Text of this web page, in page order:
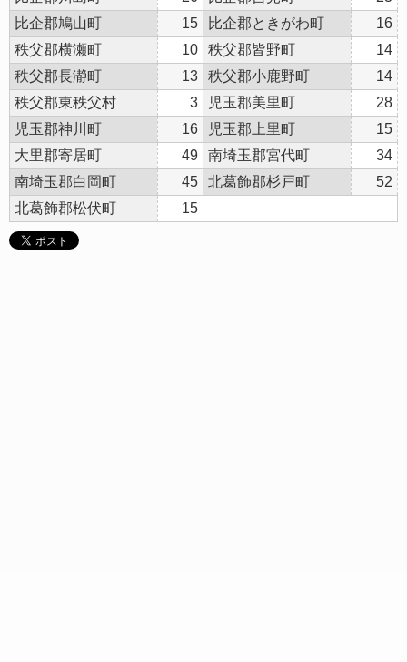
比企郡鳩山町
15 比企郡ときがわ町
16
秩父郡横瀬町
10 秩父郡皆野町
14
秩父郡長瀞町
13 秩父郡小鹿野町
14
秩父郡東秩父村
3 児玉郡美里町
28
児玉郡神川町
16 児玉郡上里町
15
大里郡寄居町
49 南埼玉郡宮代町
34
南埼玉郡白岡町
45 北葛飾郡杉戸町
52
北葛飾郡松伏町
15